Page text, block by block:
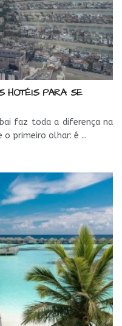
HOTÉIS PARA SE
faz toda a diferença na
o primeiro olhar: é ...